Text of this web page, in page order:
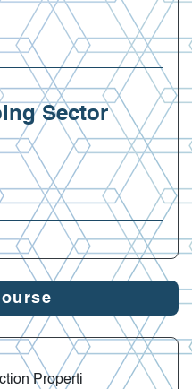
Sector
Properti